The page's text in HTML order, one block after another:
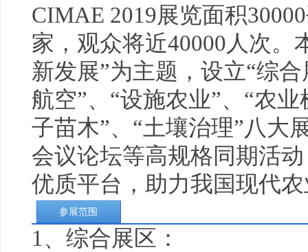
CIMAE 2019展览面积
家，观众将近40000人次。
新发展”为主题，设立“综
航空”、“设施农业”、“农
子苗木”、“土壤治理”八大
会议论坛等高规格同期活
优质平台，助力我国现代
参展范围
1、综合展区：